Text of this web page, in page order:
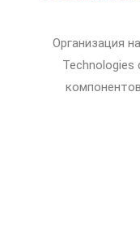
Организация
Technologies